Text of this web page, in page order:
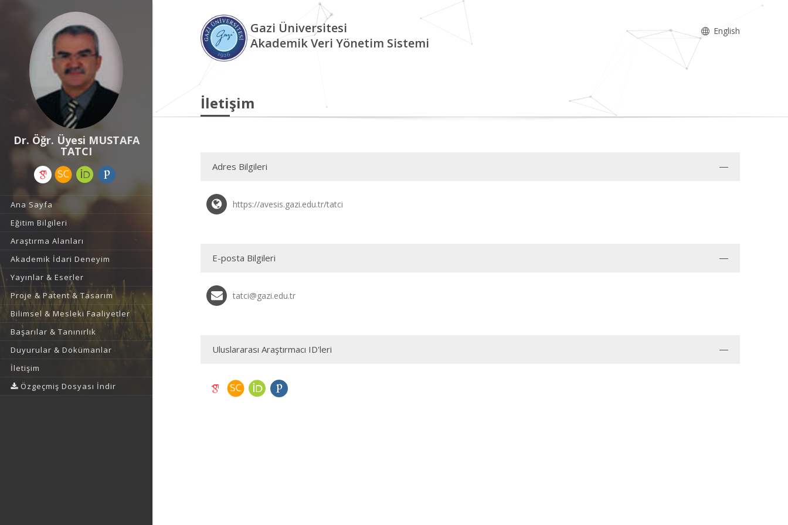
Dr. Öğr. Üyesi MUSTAFA
TATCI
Ana Sayfa
Eğitim Bilgileri
Araştırma Alanları
Akademik İdari Deneyim
Yayınlar & Eserler
Proje & Patent & Tasarım
Bilimsel & Mesleki Faaliyetler
Başarılar & Tanınırlık
Duyurular & Dokümanlar
İletişim
Özgeçmiş Dosyası İndir
Gazi Üniversitesi
Akademik Veri Yönetim Sistemi
English
İletişim
Adres Bilgileri
https://avesis.gazi.edu.tr/tatci
E-posta Bilgileri
tatci@gazi.edu.tr
Uluslararası Araştırmacı ID'leri